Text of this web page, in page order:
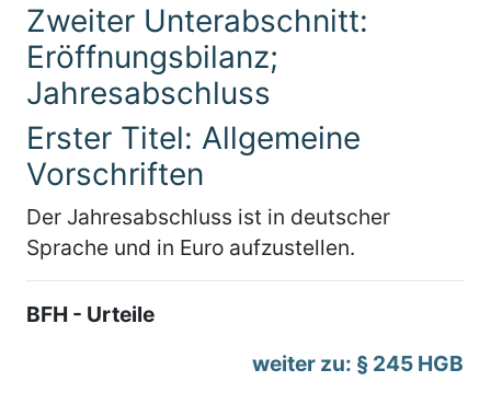
Zweiter Unterabschnitt:
Eröffnungsbilanz;
Jahresabschluss
Erster Titel: Allgemeine
Vorschriften
Der Jahresabschluss ist in deutscher
Sprache und in Euro aufzustellen.
BFH - Urteile
weiter zu: § 245 HGB